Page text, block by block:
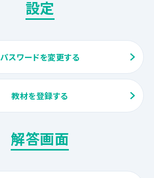
設定
パスワードを変更する
教材を登録する
解答画面